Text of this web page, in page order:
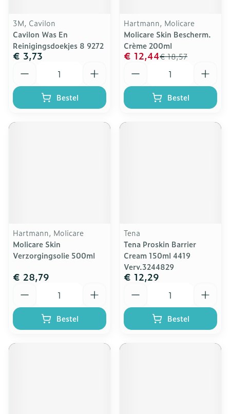
3M, Cavilon
Cavilon Was En
Reinigingsdoekjes 8 9272
€ 3,73
Bestel
Hartmann, Molicare
Molicare Skin Bescherm.
Crème 200ml
€ 18,57
€ 12,44
Bestel
Hartmann, Molicare
Molicare Skin
Verzorgingsolie 500ml
€ 28,79
Bestel
Tena
Tena Proskin Barrier
Cream 150ml 4419
Verv.3244829
€ 12,29
Bestel